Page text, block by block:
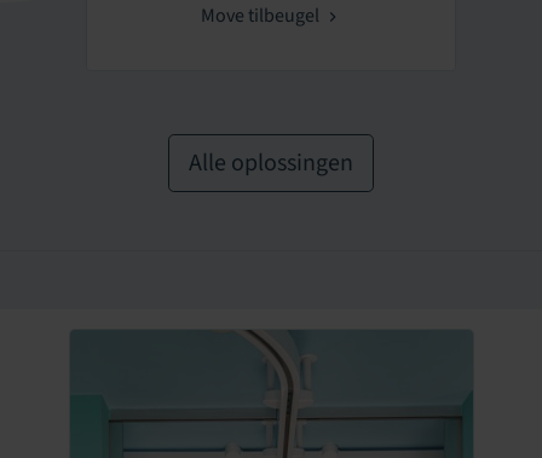
Move tilbeugel
Alle oplossingen